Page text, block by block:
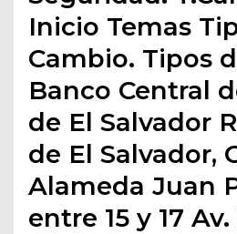
Inicio Temas
Cambio. Tipos
Banco Central
de El Salvador
de El Salvador,
Alameda Juan
entre 15 y 17